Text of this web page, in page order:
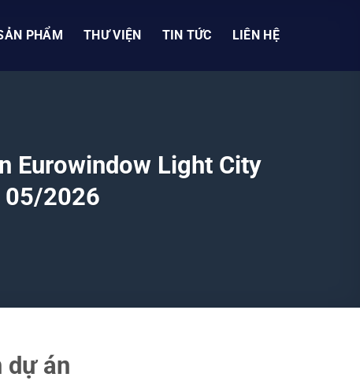
PHẨM THƯ VIỆN TIN TỨC LIÊN HỆ
Eurowindow Light City
05/2026
dự án